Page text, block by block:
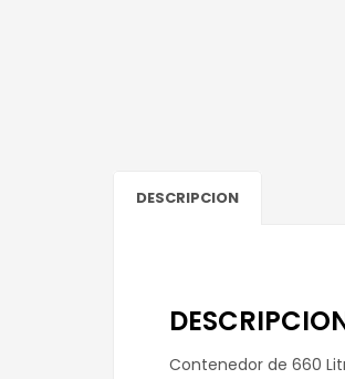
DESCRIPCION
Contenedor de 660